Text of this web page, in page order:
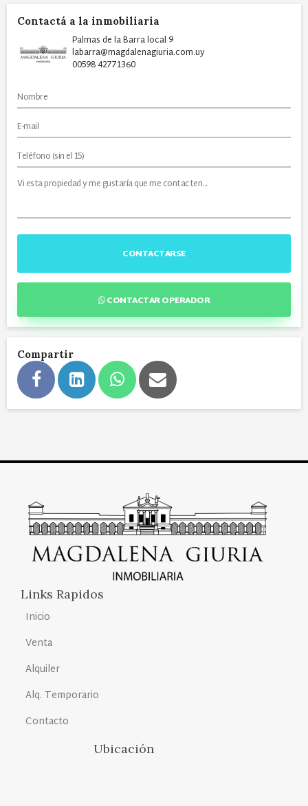
Contactá a la inmobiliaria
Palmas de la Barra local 9
labarra@magdalenagiuria.com.uy
00598 42771360
CONTACTARSE
CONTACTAR OPERADOR
Compartir
Links Rapidos
Inicio
Venta
Alquiler
Alq. Temporario
Contacto
Ubicación